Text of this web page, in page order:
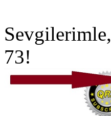
Sevgilerimle,
73!